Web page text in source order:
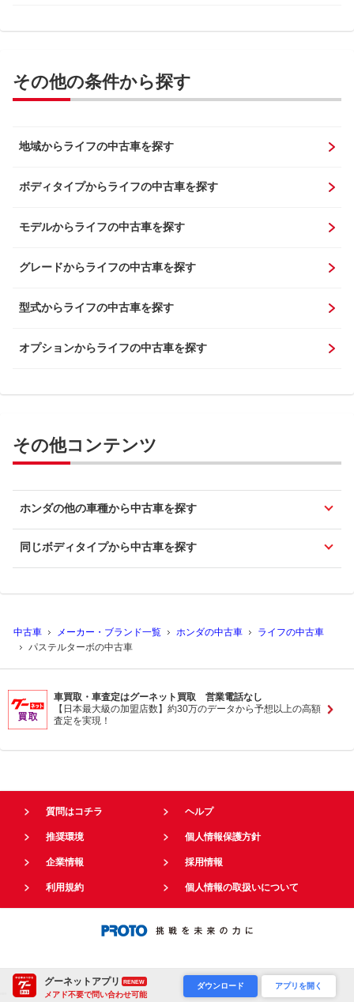
グーネットアプリ RENEW
メアド不要で問い合わせ可能
ダウンロード アプリを開く
その他の条件から探す
地域からライフの中古車を探す
ボディタイプからライフの中古車を探す
モデルからライフの中古車を探す
グレードからライフの中古車を探す
型式からライフの中古車を探す
オプションからライフの中古車を探す
その他コンテンツ
ホンダの他の車種から中古車を探す
同じボディタイプから中古車を探す
中古車 メーカー・ブランド一覧 ホンダの中古車
ライフの中古車
パステルターボの中古車
車買取・車査定はグーネット買取 営業電話なし
【日本最大級の加盟店数】約30万のデータから予想以上の高額
査定を実現！
質問はコチラ ヘルプ
推奨環境 個人情報保護方針
企業情報 採用情報
利用規約 個人情報の取扱いについて